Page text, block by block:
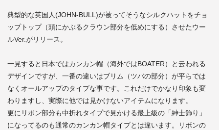
典型的な英国人(JOHN-BULL)が被ってそうなシルクハットをチョ
ップトップ（頭にかぶるクラウン部分を低めにする）させたウー
ルVer.がリリース。
一見すると日本ではカンカン帽（海外ではBOATER）と云われる
デザインですが、一番の違いはブリム（ツバの部分）が平らでは
なくオールアップのタイプな事です。これだけでかなり印象も変
わりますし、実際に他では見かけないアイテムになります。
更にリボン部分も中折れタイプで見かける最上級の「紳士飾り」
になってるのも通常のカンカン帽タイプとは違います。リボンの